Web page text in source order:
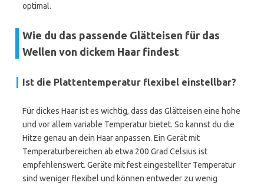
optimal.
Wie du das passende Glätteisen für das
Wellen von dickem Haar findest
Ist die Plattentemperatur flexibel einstellbar?
Für dickes Haar ist es wichtig, dass das Glätteisen eine hohe
und vor allem variable Temperatur bietet. So kannst du die
Hitze genau an dein Haar anpassen. Ein Gerät mit
Temperaturbereichen ab etwa 200 Grad Celsius ist
empfehlenswert. Geräte mit fest eingestellter Temperatur
sind weniger flexibel und können entweder zu wenig